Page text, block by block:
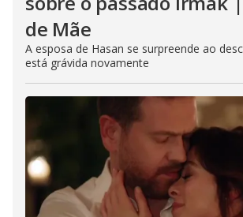
de Mãe
A esposa de Hasan se surpreende ao
está grávida novamente